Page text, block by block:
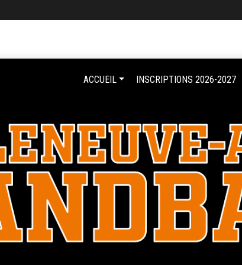
ACCUEIL INSCRIPTIONS 2026-2027